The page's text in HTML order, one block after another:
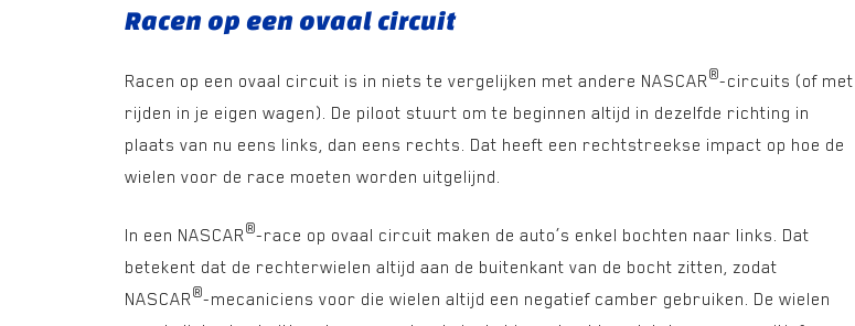
Racen op een ovaal circuit
Racen op een ovaal circuit is in niets te vergelijken met andere NASCAR®-circuits (of met
rijden in je eigen wagen). De piloot stuurt om te beginnen altijd in dezelfde richting in
plaats van nu eens links, dan eens rechts. Dat heeft een rechtstreekse impact op hoe de
wielen voor de race moeten worden uitgelijnd.
In een NASCAR®-race op ovaal circuit maken de auto’s enkel bochten naar links. Dat
betekent dat de rechterwielen altijd aan de buitenkant van de bocht zitten, zodat
NASCAR®-mecaniciens voor die wielen altijd een negatief camber gebruiken. De wielen